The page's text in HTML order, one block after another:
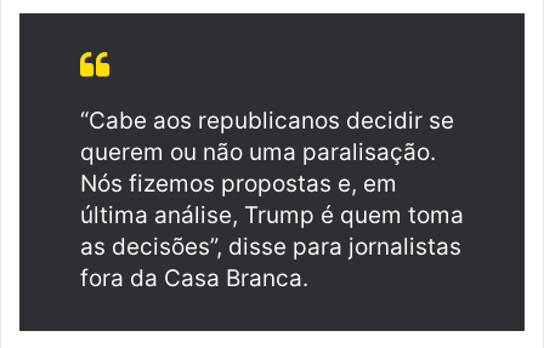
“Cabe aos republicanos decidir se
querem ou não uma paralisação.
Nós fizemos propostas e, em
última análise, Trump é quem toma
as decisões”, disse para jornalistas
fora da Casa Branca.